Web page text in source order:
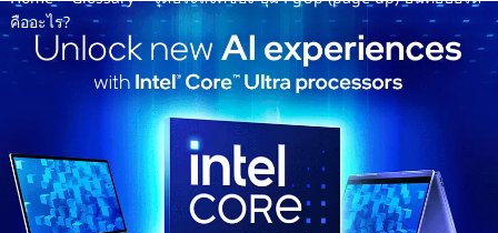
ส
ง
ข
คืออะไร?